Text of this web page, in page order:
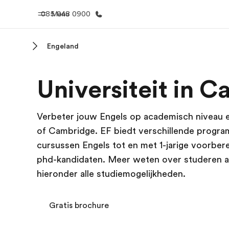
Menu
085 048 0900
Welkom bij EF Bekijk alles
Engeland
Universiteit in
Verbeter jouw Engels op academisch
of Cambridge. EF biedt verschillende
cursussen Engels tot en met 1-jarige
phd-kandidaten. Meer weten over studeren
hieronder alle studiemogelijkheden.
Gratis brochure